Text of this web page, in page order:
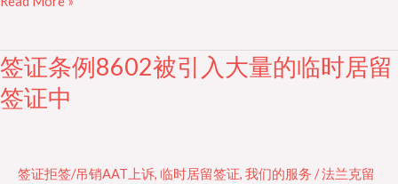
签证条例8602被引入大量的临时居留
签证中
签证拒签/吊销AAT上诉, 临时居留签证, 我们的服务 /法兰克留
签
证
条